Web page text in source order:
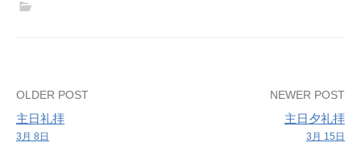
Post
navigation
OLDER POST
主日礼拝
3月 8日
NEWER POST
主日夕礼拝
3月 15日